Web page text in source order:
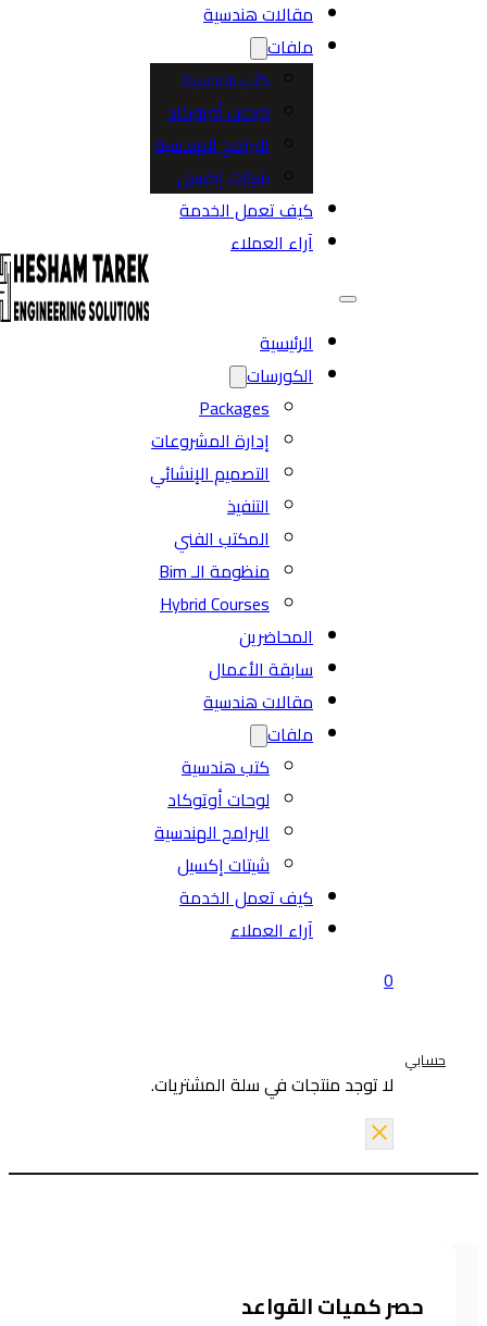
مقالات هندسية
ملفات
كتب هندسية
لوحات أوتوكاد
البرامج الهندسية
شيتات إكسيل
كيف تعمل الخدمة
آراء العملاء
الرئيسية
الكورسات
Packages
إدارة المشروعات
التصميم الإنشائي
التنفيذ
المكتب الفني
منظومة الـ Bim
Hybrid Courses
المحاضرين
سابقة الأعمال
مقالات هندسية
ملفات
كتب هندسية
لوحات أوتوكاد
البرامج الهندسية
شيتات إكسيل
كيف تعمل الخدمة
آراء العملاء
حسابي
لا توجد منتجات في سلة المشتريات.
حصر كميات القواعد